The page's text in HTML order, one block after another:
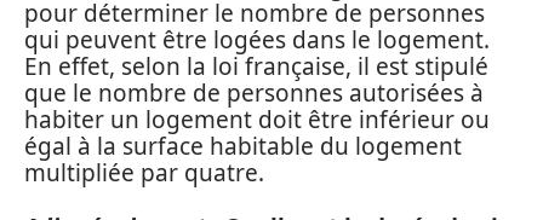
pour déterminer le nombre de personnes
qui peuvent être logées dans le logement.
En effet, selon la loi française, il est stipulé
que le nombre de personnes autorisées à
habiter un logement doit être inférieur ou
égal à la surface habitable du logement
multipliée par quatre.